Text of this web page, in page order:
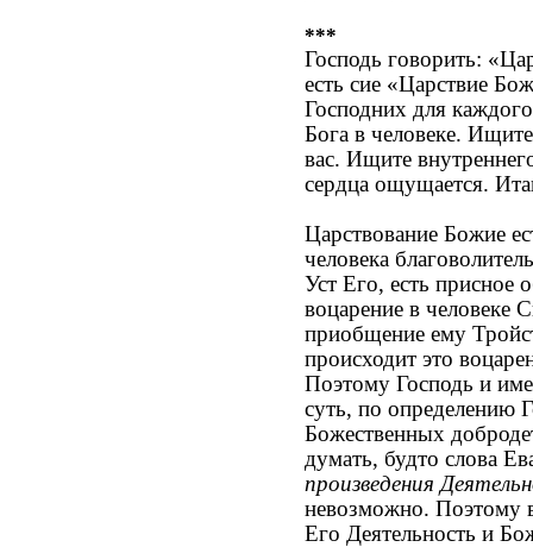
***
Господь говорить:
есть cиe «Царствие
Господних для
Бога в человеке.
вас. Ищите
сердца ощущается.
Царствование Божие
человека
Уст Его, есть присное
воцарение в человеке
приобщение ему
происходит это
Поэтому Господь и
суть, по определению
Божественных
думать, будто слова
произведения
невозможно. Поэтому
Его Деятельность и